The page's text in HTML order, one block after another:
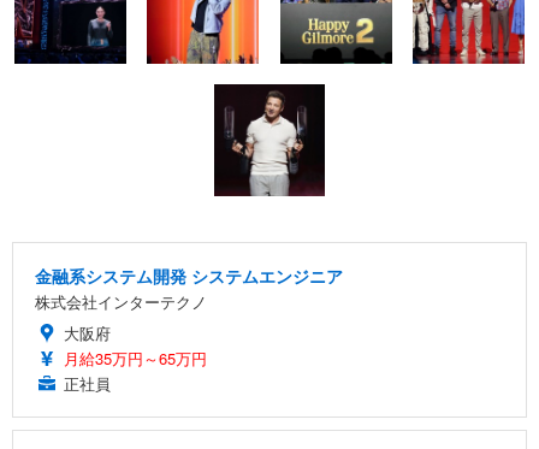
金融系システム開発 システムエンジニア
株式会社インターテクノ
大阪府
月給35万円～65万円
正社員